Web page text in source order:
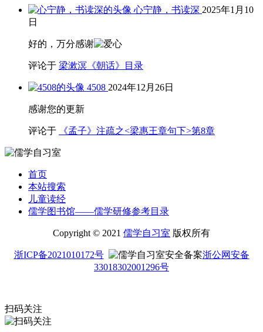
心宁静，书读深 2025年1月10
日
好的，万分感谢
评论于 梁漱溟《朝话》目录
4508 2024年12月26日
感谢您的更新
评论于 《孟子》注疏之<梁惠王章句下>第8章
首页
本站搜索
儿童读经
儒学图书馆——儒学研修参考目录
Copyright © 2021 儒学自习室 版权所有
浙ICP备2021010172号
浙公网安备
33018302001296号
扫码关注